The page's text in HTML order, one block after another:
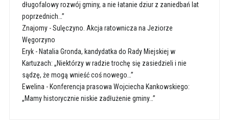
długofalowy rozwój gminy, a nie łatanie dziur z zaniedbań lat
poprzednich…”
Znajomy-Sulęczyno. Akcja ratownicza na Jeziorze
Węgorzyno
Eryk- Natalia Gronda, kandydatka do Rady Miejskiej w
Kartuzach: „Niektórzy w radzie trochę się zasiedzieli i nie
sądzę, że mogą wnieść coś nowego…”
Ewelina - Konferencja prasowa Wojciecha Kankowskiego:
„Mamy historycznie niskie zadłużenie gminy…”